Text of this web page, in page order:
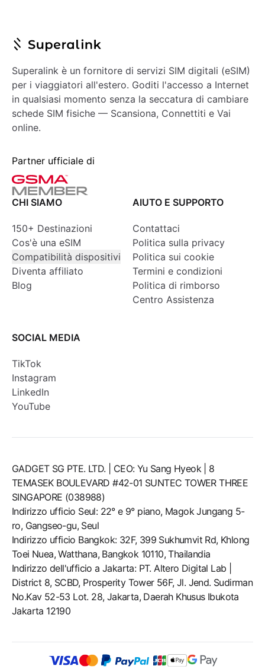
Superalink è un fornitore di servizi SIM digitali (eSIM)
per i viaggiatori all'estero. Goditi l'accesso a Internet
in qualsiasi momento senza la seccatura di cambiare
schede SIM fisiche — Scansiona, Connettiti e Vai
online.
Partner ufficiale di
CHI SIAMO
150+ Destinazioni
Cos'è una eSIM
Compatibilità dispositivi
Diventa affiliato
Blog
AIUTO E SUPPORTO
Contattaci
Politica sulla privacy
Politica sui cookie
Termini e condizioni
Politica di rimborso
Centro Assistenza
SOCIAL MEDIA
TikTok
Instagram
LinkedIn
YouTube
GADGET SG PTE. LTD. | CEO: Yu Sang Hyeok | 8
TEMASEK BOULEVARD #42-01 SUNTEC TOWER THREE
SINGAPORE (038988)
Indirizzo ufficio Seul: 22° e 9° piano, Magok Jungang 5-
ro, Gangseo-gu, Seul
Indirizzo ufficio Bangkok: 32F, 399 Sukhumvit Rd, Khlong
Toei Nuea, Watthana, Bangkok 10110, Thailandia
Indirizzo dell'ufficio a Jakarta: PT. Altero Digital Lab |
District 8, SCBD, Prosperity Tower 56F, Jl. Jend. Sudirman
No.Kav 52-53 Lot. 28, Jakarta, Daerah Khusus Ibukota
Jakarta 12190